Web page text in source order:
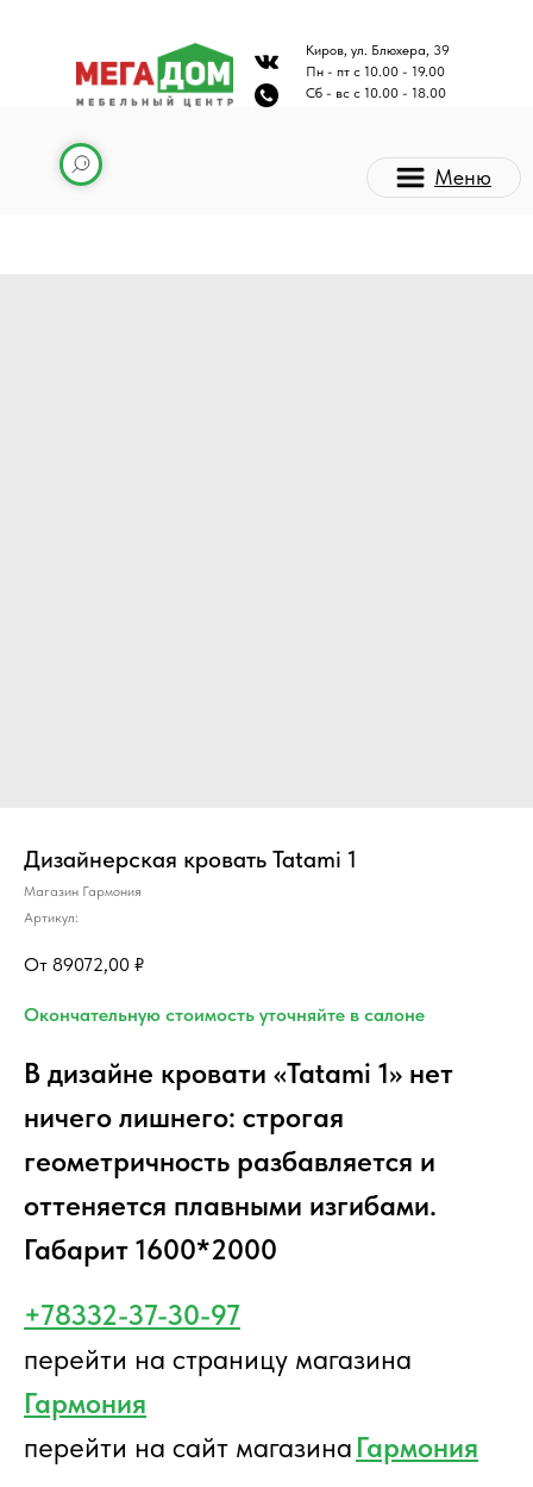
Киров, ул. Блюхера, 39
Пн - пт с 10.00 - 19.00
Сб - вс с 10.00 - 18.00
Меню
Дизайнерская кровать Tatami 1
Магазин Гармония
Артикул:
89072,00 ₽
Окончательную стоимость уточняйте в салоне
В дизайне кровати «Tatami 1» нет
ничего лишнего: строгая
геометричность разбавляется и
оттеняется плавными изгибами.
Габарит 1600*2000
+78332-37-30-97
перейти на страницу магазина
Гармония
перейти на сайт магазина Гармония